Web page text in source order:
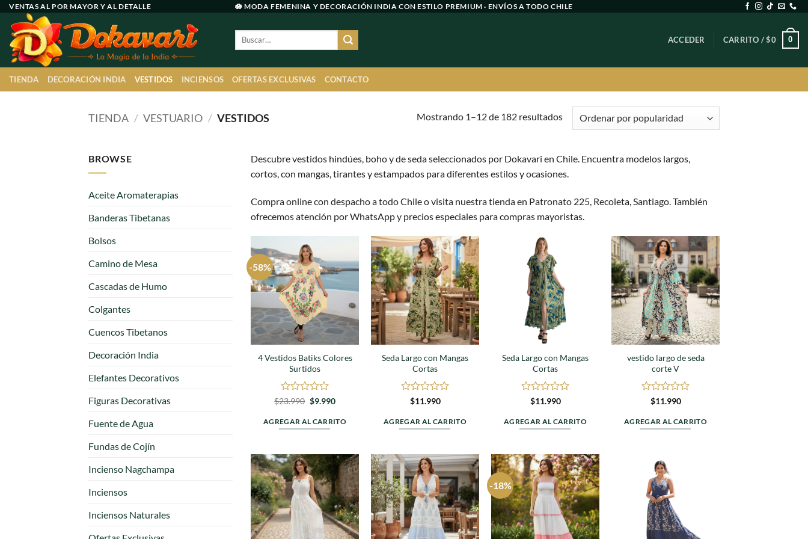
contenido
VENTAS AL POR MAYOR Y AL DETALLE 🪷 MODA FEMENINA Y DECORACIÓN INDIA CON ESTILO PREMIUM · ENVÍOS A TODO CHILE
Buscar
ACCEDER CARRITO /$0 0
TIENDA DECORACIÓN INDIA VESTIDOS INCIENSOS OFERTAS EXCLUSIVAS CONTACTO
TIENDA / VESTUARIO / VESTIDOS Mostrando 1–12 de 182 resultadosOrdenado
por
BROWSE
Aceite Aromaterapias
Banderas Tibetanas
Bolsos
Camino de Mesa
Cascadas de Humo
Colgantes
Cuencos Tibetanos
Decoración India
Elefantes Decorativos
Figuras Decorativas
Fuente de Agua
Fundas de Cojín
Incienso Nagchampa
Inciensos
Inciensos Naturales
Descubre vestidos hindúes, boho y de seda seleccionados por Dokavari en Chile. Encuentra modelos largos,
cortos, con mangas, tirantes y estampados para diferentes estilos y ocasiones.
Compra online con despacho a todo Chile o visita nuestra tienda en Patronato 225, Recoleta, Santiago. También
ofrecemos atención por WhatsApp y precios especiales para compras mayoristas.
-58%
Agregar
a
favoritos
4 Vestidos Batiks Colores
Surtidos
Valorado
0
de
$23.990 El
original
era:
$9.990El
actual
es:
AGREGAR AL CARRITO
Agregar
a
favoritos
Seda Largo con Mangas
Cortas
Valorado
0
de
$11.990
AGREGAR AL CARRITO
favoritos
Seda Largo con Mangas
Cortas
Valorado
0
de
$11.990
AGREGAR AL CARRITO
Agregar
a
favoritos
vestido largo de seda
corte V
Valorado
0
de
$11.990
AGREGAR AL CARRITO
Agregar
a
favoritos
Agregar
a
favoritos
-18%
Agregar
a
favoritos